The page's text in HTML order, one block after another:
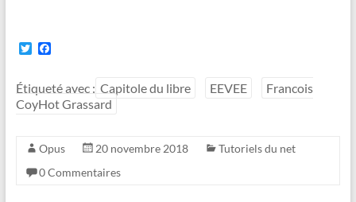
T
t
t
e
F
e
b
o
Étiqueté avec : Capitole du libre EEVEE
Francois
CoyHot Grassard
Opus 20 novembre 2018
Tutoriels du net
0 Commentaires